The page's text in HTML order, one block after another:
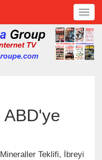
ABD'ye
Teklifi, İbreyi